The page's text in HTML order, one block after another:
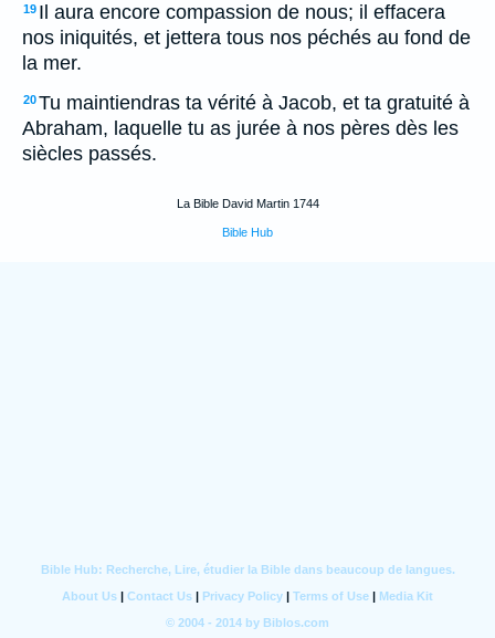
19 Il aura encore compassion de nous; il effacera
nos iniquités, et jettera tous nos péchés au fond de
la mer.
20Tu maintiendras ta vérité à Jacob, et ta gratuité à
Abraham, laquelle tu as jurée à nos pères dès les
siècles passés.
La Bible David Martin 1744
Bible Hub